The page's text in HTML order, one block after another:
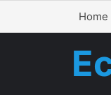
Home